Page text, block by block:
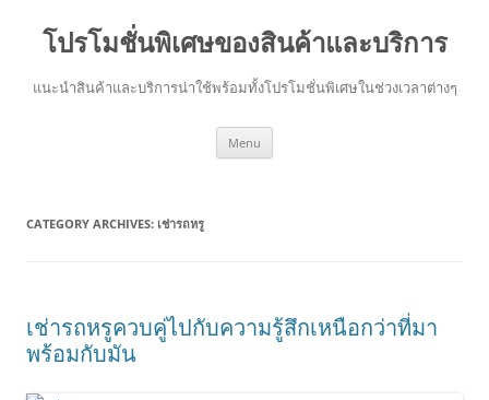
โปรโมชั่นพิเศษของสินค้าและบริการ
แนะนำสินค้าและบริการน่าใช้พร้อมทั้งโปรโมชั่นพิเศษในช่วงเวลาต่างๆ
Menu
CATEGORY ARCHIVES: เช่ารถหรู
เช่ารถหรูควบคู่ไปกับความรู้สึกเหนือกว่าที่มา
พร้อมกับมัน